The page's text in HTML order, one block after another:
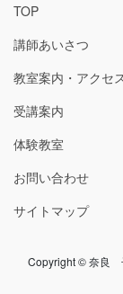
TOP
講師あいさつ
教室案内・アクセ
受講案内
体験教室
お問い合わせ
サイトマップ
Copyright © 奈良